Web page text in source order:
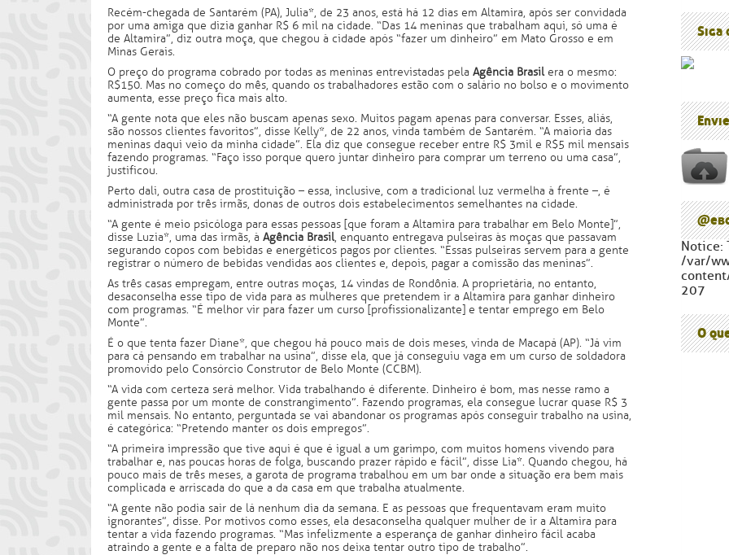
nossos
Recém-chegada de Santarém (PA), Julia*, de 23 anos, está há 12 dias em Altamira, após ser convidada
por uma amiga que dizia ganhar R$ 6 mil na cidade. “Das 14 meninas que trabalham aqui, só uma é
de Altamira”, diz outra moça, que chegou à cidade após “fazer um dinheiro” em Mato Grosso e em
Minas Gerais.
O preço do programa cobrado por todas as meninas entrevistadas pela Agência Brasilera o mesmo:
R$150. Mas no começo do mês, quando os trabalhadores estão com o salário no bolso e o movimento
aumenta, esse preço fica mais alto.
“A gente nota que eles não buscam apenas sexo. Muitos pagam apenas para conversar. Esses, aliás,
são nossos clientes favoritos”, disse Kelly*, de 22 anos, vinda também de Santarém. “A maioria das
meninas daqui veio da minha cidade”. Ela diz que consegue receber entre R$ 3mil e R$5 mil mensais
fazendo programas. “Faço isso porque quero juntar dinheiro para comprar um terreno ou uma casa”,
justificou.
Perto dali, outra casa de prostituição – essa, inclusive, com a tradicional luz vermelha à frente –, é
administrada por três irmãs, donas de outros dois estabelecimentos semelhantes na cidade.
“A gente é meio psicóloga para essas pessoas [que foram a Altamira para trabalhar em Belo Monte]”,
disse Luzia*, uma das irmãs, à Agência Brasil, enquanto entregava pulseiras às moças que passavam
segurando copos com bebidas e energéticos pagos por clientes. “Essas pulseiras servem para a gente
registrar o número de bebidas vendidas aos clientes e, depois, pagar a comissão das meninas”.
As três casas empregam, entre outras moças, 14 vindas de Rondônia. A proprietária, no entanto,
desaconselha esse tipo de vida para as mulheres que pretendem ir a Altamira para ganhar dinheiro
com programas. “É melhor vir para fazer um curso [profissionalizante] e tentar emprego em Belo
Monte”.
É o que tenta fazer Diane*, que chegou há pouco mais de dois meses, vinda de Macapá (AP). “Já vim
para cá pensando em trabalhar na usina”, disse ela, que já conseguiu vaga em um curso de soldadora
promovido pelo Consórcio Construtor de Belo Monte (CCBM).
“A vida com certeza será melhor. Vida trabalhando é diferente. Dinheiro é bom, mas nesse ramo a
gente passa por um monte de constrangimento”. Fazendo programas, ela consegue lucrar quase R$ 3
mil mensais. No entanto, perguntada se vai abandonar os programas após conseguir trabalho na usina,
é categórica: “Pretendo manter os dois empregos”.
“A primeira impressão que tive aqui é que é igual a um garimpo, com muitos homens vivendo para
trabalhar e, nas poucas horas de folga, buscando prazer rápido e fácil”, disse Lia*. Quando chegou, há
pouco mais de três meses, a garota de programa trabalhou em um bar onde a situação era bem mais
complicada e arriscada do que a da casa em que trabalha atualmente.
“A gente não podia sair de lá nenhum dia da semana. E as pessoas que frequentavam eram muito
ignorantes”, disse. Por motivos como esses, ela desaconselha qualquer mulher de ir a Altamira para
tentar a vida fazendo programas. “Mas infelizmente a esperança de ganhar dinheiro fácil acaba
atraindo a gente e a falta de preparo não nos deixa tentar outro tipo de trabalho”.
Blog do
Cúpula
Siga
Notice:
/var/
207
O